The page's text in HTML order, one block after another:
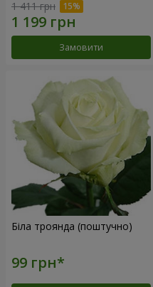
1 411 грн
Замовити
Біла троянда (поштучно)